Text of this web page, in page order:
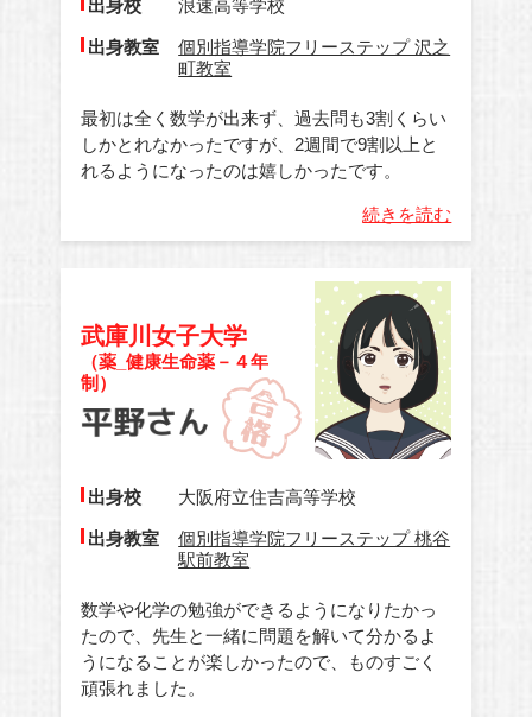
出身校 浪速高等学校
出身教室
個別指導学院フリーステップ 沢之
町教室
最初は全く数学が出来ず、過去問も3割くらい
しかとれなかったですが、2週間で9割以上と
れるようになったのは嬉しかったです。
続きを読む
武庫川女子大学
（薬_健康生命薬－４年
制）
出身校 大阪府立住吉高等学校
出身教室
個別指導学院フリーステップ 桃谷
駅前教室
数学や化学の勉強ができるようになりたかっ
たので、先生と一緒に問題を解いて分かるよ
うになることが楽しかったので、ものすごく
頑張れました。